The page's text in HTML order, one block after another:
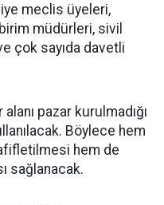
meclis üyeleri,
müdürleri, sivil
çok sayıda davetli
pazar kurulmadığı
Böylece hem
hem de
sağlanacak.